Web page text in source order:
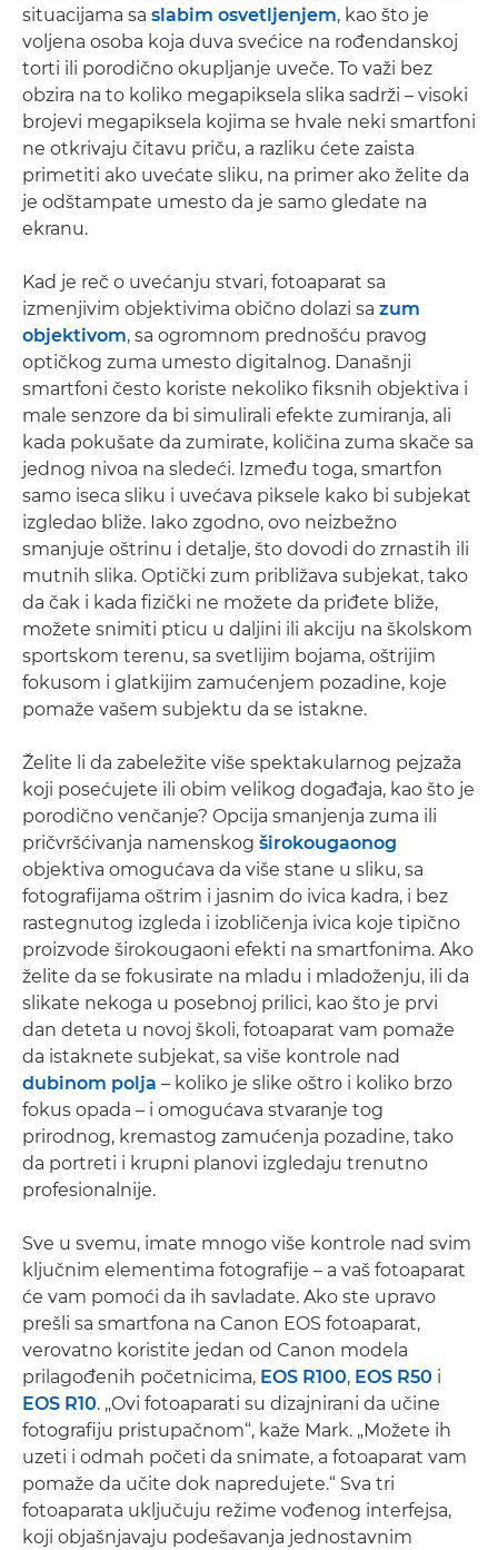
situacijama sa slabim osvetljenjem, kao što je
voljena osoba koja duva svećice na rođendanskoj
torti ili porodično okupljanje uveče. To važi bez
obzira na to koliko megapiksela slika sadrži – visoki
brojevi megapiksela kojima se hvale neki smartfoni
ne otkrivaju čitavu priču, a razliku ćete zaista
primetiti ako uvećate sliku, na primer ako želite da
je odštampate umesto da je samo gledate na
ekranu.
Kad je reč o uvećanju stvari, fotoaparat sa
izmenjivim objektivima obično dolazi sa zum
objektivom, sa ogromnom prednošću pravog
optičkog zuma umesto digitalnog. Današnji
smartfoni često koriste nekoliko fiksnih objektiva i
male senzore da bi simulirali efekte zumiranja, ali
kada pokušate da zumirate, količina zuma skače sa
jednog nivoa na sledeći. Između toga, smartfon
samo iseca sliku i uvećava piksele kako bi subjekat
izgledao bliže. Iako zgodno, ovo neizbežno
smanjuje oštrinu i detalje, što dovodi do zrnastih ili
mutnih slika. Optički zum približava subjekat, tako
da čak i kada fizički ne možete da priđete bliže,
možete snimiti pticu u daljini ili akciju na školskom
sportskom terenu, sa svetlijim bojama, oštrijim
fokusom i glatkijim zamućenjem pozadine, koje
pomaže vašem subjektu da se istakne.
Želite li da zabeležite više spektakularnog pejzaža
koji posećujete ili obim velikog događaja, kao što je
porodično venčanje? Opcija smanjenja zuma ili
pričvršćivanja namenskog širokougaonog
objektiva omogućava da više stane u sliku, sa
fotografijama oštrim i jasnim do ivica kadra, i bez
rastegnutog izgleda i izobličenja ivica koje tipično
proizvode širokougaoni efekti na smartfonima. Ako
želite da se fokusirate na mladu i mladoženju, ili da
slikate nekoga u posebnoj prilici, kao što je prvi
dan deteta u novoj školi, fotoaparat vam pomaže
da istaknete subjekat, sa više kontrole nad
dubinom polja – koliko je slike oštro i koliko brzo
fokus opada – i omogućava stvaranje tog
prirodnog, kremastog zamućenja pozadine, tako
da portreti i krupni planovi izgledaju trenutno
profesionalnije.
Sve u svemu, imate mnogo više kontrole nad svim
ključnim elementima fotografije – a vaš fotoaparat
će vam pomoći da ih savladate. Ako ste upravo
prešli sa smartfona na Canon EOS fotoaparat,
verovatno koristite jedan od Canon modela
prilagođenih početnicima, EOS R100, EOS R50 i
EOS R10. „Ovi fotoaparati su dizajnirani da učine
fotografiju pristupačnom“, kaže Mark. „Možete ih
uzeti i odmah početi da snimate, a fotoaparat vam
pomaže da učite dok napredujete.“ Sva tri
fotoaparata uključuju režime vođenog interfejsa,
koji objašnjavaju podešavanja jednostavnim